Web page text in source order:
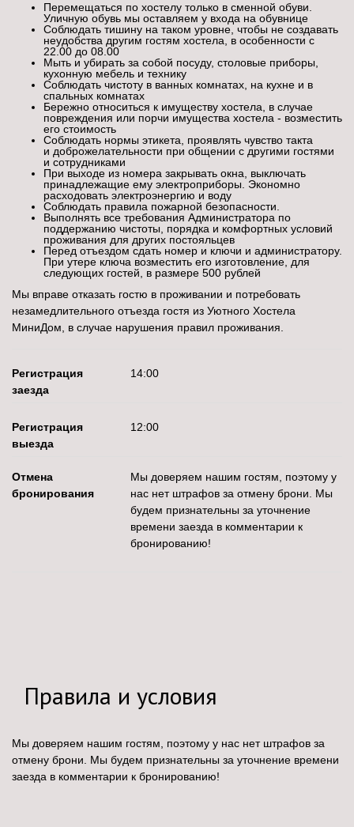
Перемещаться по хостелу только в сменной обуви.
Уличную обувь мы оставляем у входа на обувнице
Соблюдать тишину на таком уровне, чтобы не создавать
неудобства другим гостям хостела, в особенности с
22.00 до 08.00
Мыть и убирать за собой посуду, столовые приборы,
кухонную мебель и технику
Соблюдать чистоту в ванных комнатах, на кухне и в
спальных комнатах
Бережно относиться к имуществу хостела, в случае
повреждения или порчи имущества хостела - возместить
его стоимость
Соблюдать нормы этикета, проявлять чувство такта
и доброжелательности при общении с другими гостями
и сотрудниками
При выходе из номера закрывать окна, выключать
принадлежащие ему электроприборы. Экономно
расходовать электроэнергию и воду
Соблюдать правила пожарной безопасности.
Выполнять все требования Администратора по
поддержанию чистоты, порядка и комфортных условий
проживания для других постояльцев
Перед отъездом сдать номер и ключи и администратору.
При утере ключа возместить его изготовление, для
следующих гостей, в размере 500 рублей
Мы вправе отказать гостю в проживании и потребовать
незамедлительного отъезда гостя из Уютного Хостела
МиниДом, в случае нарушения правил проживания.
Регистрация
заезда
14:00
Регистрация
выезда
12:00
Отмена
бронирования
Мы доверяем нашим гостям, поэтому у
нас нет штрафов за отмену брони. Мы
будем признательны за уточнение
времени заезда в комментарии к
бронированию!
Правила и условия
Мы доверяем нашим гостям, поэтому у нас нет штрафов за
отмену брони. Мы будем признательны за уточнение времени
заезда в комментарии к бронированию!